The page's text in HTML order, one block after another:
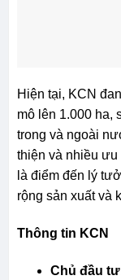
Hiện tại, KCN
mô lên 1.000 ha,
trong và ngoài
thiện và nhiều ưu
là điểm đến lý
rộng sản xuất và
Thông tin KCN
Chủ đầu